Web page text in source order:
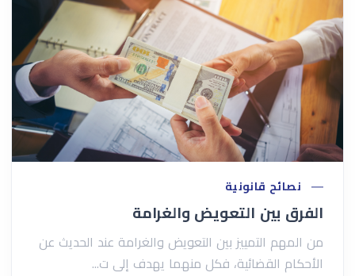
نصائح قانونية
الفرق بين التعويض والغرامة
من المهم التمييز بين التعويض والغرامة عند الحديث عن
الأحكام القضائية، فكل منهما يهدف إلى ت...